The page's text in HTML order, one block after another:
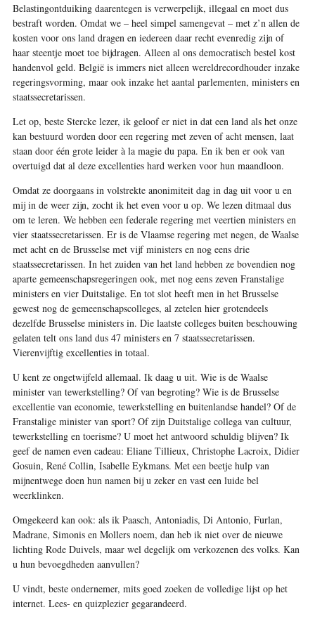
Belastingontduiking daarentegen is verwerpelijk, illegaal en moet dus
bestraft worden. Omdat we – heel simpel samengevat – met z’n allen de
kosten voor ons land dragen en iedereen daar recht evenredig zijn of
haar steentje moet toe bijdragen. Alleen al ons democratisch bestel kost
handenvol geld. België is immers niet alleen wereldrecordhouder inzake
regeringsvorming, maar ook inzake het aantal parlementen, ministers en
staatssecretarissen.
Let op, beste Stercke lezer, ik geloof er niet in dat een land als het onze
kan bestuurd worden door een regering met zeven of acht mensen, laat
staan door één grote leider à la magie du papa. En ik ben er ook van
overtuigd dat al deze excellenties hard werken voor hun maandloon.
Omdat ze doorgaans in volstrekte anonimiteit dag in dag uit voor u en
mij in de weer zijn, zocht ik het even voor u op. We lezen ditmaal dus
om te leren. We hebben een federale regering met veertien ministers en
vier staats­secretarissen. Er is de Vlaamse regering met negen, de Waalse
met acht en de Brusselse met vijf ministers en nog eens drie
staatssecretarissen. In het zuiden van het land hebben ze bovendien nog
aparte gemeenschapsregeringen ook, met nog eens zeven Franstalige
ministers en vier Duitstalige. En tot slot heeft men in het Brusselse
gewest nog de gemeenschapscolleges, al zetelen hier grotendeels
dezelfde Brusselse ministers in. Die laatste colleges buiten beschouwing
gelaten telt ons land dus 47 ministers en 7 staatssecretarissen.
Vierenvijftig excellenties in totaal.
U kent ze ongetwijfeld allemaal. Ik daag u uit. Wie is de Waalse
minister van tewerkstelling? Of van begroting? Wie is de Brusselse
excellentie van economie, tewerkstelling en buitenlandse handel? Of de
Franstalige minister van sport? Of zijn Duitstalige collega van cultuur,
tewerkstelling en toerisme? U moet het antwoord schuldig blijven? Ik
geef de namen even cadeau: Eliane Tillieux, Christophe Lacroix, Didier
Gosuin, René Collin, Isabelle Eykmans. Met een beetje hulp van
mijnentwege doen hun namen bij u zeker en vast een luide bel
weerklinken.
Omgekeerd kan ook: als ik Paasch, Antoniadis, Di Antonio, Furlan,
Madrane, Simonis en Mollers noem, dan heb ik niet over de nieuwe
lichting Rode Duivels, maar wel degelijk om verkozenen des volks. Kan
u hun bevoegdheden aanvullen?
U vindt, beste ondernemer, mits goed zoeken de volledige lijst op het
internet. Lees- en quizplezier gegarandeerd.